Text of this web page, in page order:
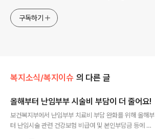
구독하기
복지소식/복지이슈 의 다른 글
올해부터 난임부부 시술비 부담이 더 줄어요!
보건복지부에서 난임부부 치료비 부담 완화를 위해 올해부
터 난임시술 관련 건강보험 비급여 및 본인부담금 등에 대